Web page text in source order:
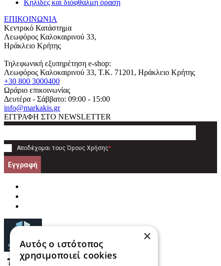
Κηλίδες και διόφθαλμη όραση
ΕΠΙΚΟΙΝΩΝΙΑ
Κεντρικό Κατάστημα
Λεωφόρος Καλοκαιρινού 33,
Ηράκλειο Κρήτης
Τηλεφωνική εξυπηρέτηση e-shop:
Λεωφόρος Καλοκαιρινού 33, T.K. 71201, Ηράκλειο Κρήτης
+30 800 3000400
Ωράριο επικοινωνίας
Δευτέρα - Σάββατο: 09:00 - 15:00
info@markakis.gr
ΕΓΓΡΑΦΗ ΣΤΟ NEWSLETTER
Αποδέχομαι τους Όρους Χρήσης*
Εγγραφή
×
Αυτός ο ιστότοπος
χρησιμοποιεί cookies